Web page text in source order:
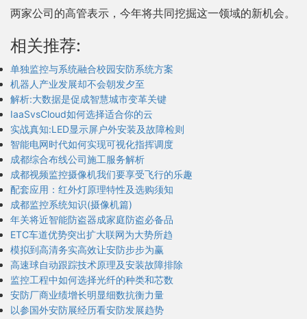
两家公司的高管表示，今年将共同挖掘这一领域的新机会。
相关推荐:
单独监控与系统融合校园安防系统方案
机器人产业发展却不会朝发夕至
解析:大数据是促成智慧城市变革关键
IaaSvsCloud如何选择适合你的云
实战真知:LED显示屏户外安装及故障检则
智能电网时代如何实现可视化指挥调度
成都综合布线公司施工服务解析
成都视频监控摄像机我们要享受飞行的乐趣
配套应用：红外灯原理特性及选购须知
成都监控系统知识(摄像机篇)
年关将近智能防盗器成家庭防盗必备品
ETC车道优势突出扩大联网为大势所趋
模拟到高清务实高效让安防步步为赢
高速球自动跟踪技术原理及安装故障排除
监控工程中如何选择光纤的种类和芯数
安防厂商业绩增长明显细数抗衡力量
以参国外安防展经历看安防发展趋势